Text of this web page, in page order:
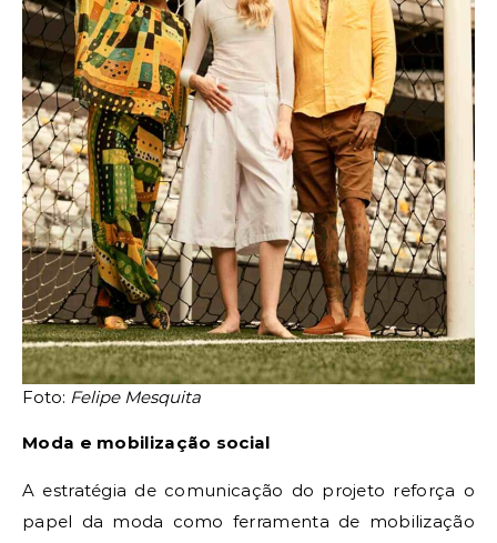
Foto: Felipe Mesquita
Moda e mobilização social
A estratégia de comunicação do projeto reforça o
papel da moda como ferramenta de mobilização